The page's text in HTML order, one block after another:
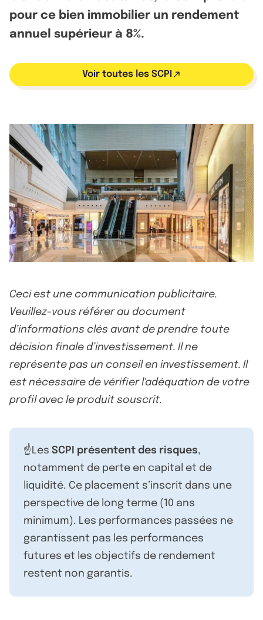
pour ce bien immobilier un rendement
annuel supérieur à 8%.
Voir toutes les SCPI
Ceci est une communication publicitaire.
Veuillez-vous référer au document
d’informations clés avant de prendre toute
décision finale d’investissement. Il ne
représente pas un conseil en investissement. Il
est nécessaire de vérifier l'adéquation de votre
profil avec le produit souscrit.
☝️Les SCPI présentent des risques,
notamment de perte en capital et de
liquidité. Ce placement s’inscrit dans une
perspective de long terme (10 ans
minimum). Les performances passées ne
garantissent pas les performances
futures et les objectifs de rendement
restent non garantis.